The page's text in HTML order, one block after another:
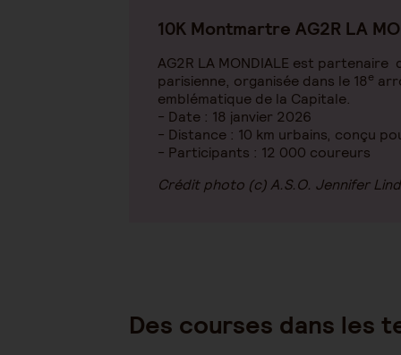
10K Montmartre AG2R LA
AG2R LA MONDIALE est
parisienne, organisée dans le 18 e
emblématique de la Capitale.
- Date : 18 janvier 2026
- Distance : 10 km urbains, conçu
- Participants : 12 000 coureurs
Crédit photo (c) A.S.O. Jennifer
Des courses dans les